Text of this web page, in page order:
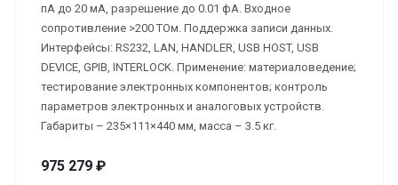
пА до 20 мA, разрешение до 0.01 фA. Входное
сопротивление >200 ТОм. Поддержка записи данных.
Интерфейсы: RS232, LAN, HANDLER, USB HOST, USB
DEVICE, GPIB, INTERLOCK. Применение: материаловедение;
тестирование электронных компонентов; контроль
параметров электронных и аналоговых устройств.
Габариты – 235×111×440 мм, масса – 3.5 кг.
975 279 ₽